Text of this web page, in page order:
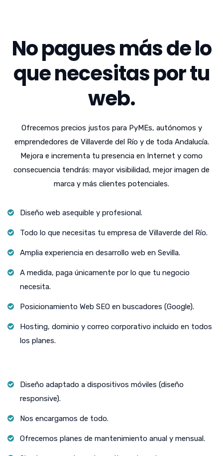
No pagues más de lo
que necesitas por tu
web.
Ofrecemos precios justos para PyMEs, autónomos y
emprendedores de Villaverde del Río y de toda Andalucía.
Mejora e incrementa tu presencia en Internet y como
consecuencia tendrás: mayor visibilidad, mejor imagen de
marca y más clientes potenciales.
Diseño web asequible y profesional.
Todo lo que necesitas tu empresa de Villaverde del Río.
Amplia experiencia en desarrollo web en Sevilla.
A medida, paga únicamente por lo que tu negocio
necesita.
Posicionamiento Web SEO en buscadores (Google).
Hosting, dominio y correo corporativo incluido en todos
los planes.
Diseño adaptado a dispositivos móviles (diseño
responsive).
Nos encargamos de todo.
Ofrecemos planes de mantenimiento anual y mensual.